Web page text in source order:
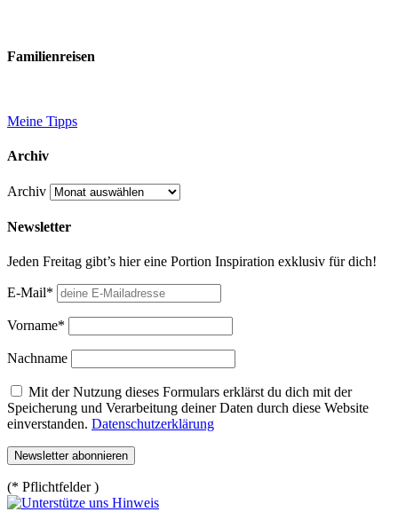
Familienreisen
Meine Tipps
Archiv
Archiv
Newsletter
Jeden Freitag gibt’s hier eine Portion Inspiration exklusiv für dich!
E-Mail*
Vorname*
Nachname
Mit der Nutzung dieses Formulars erklärst du dich mit der
Speicherung und Verarbeitung deiner Daten durch diese Website
einverstanden. Datenschutzerklärung
(* Pflichtfelder )